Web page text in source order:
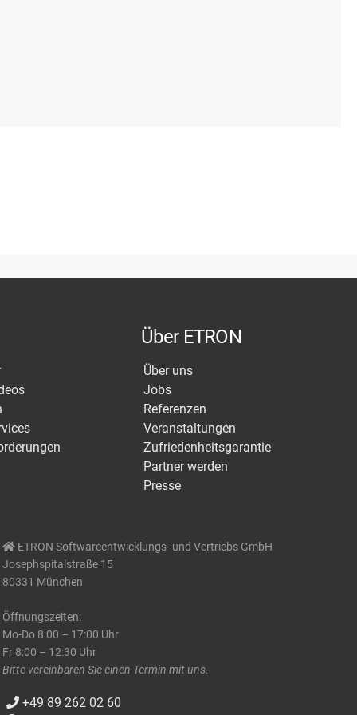
Über ETRON
Über uns
Jobs
Referenzen
Veranstaltungen
Zufriedenheitsgarantie
Partner werden
Presse
ETRON Softwareentwicklungs- und Vertriebs GmbH
Josephspitalstraße 15
80331 München
Öffnungszeiten:
Mo-Do 8:00 – 17:00 Uhr
Fr 8:00 – 12:30 Uhr
Bitte vereinbaren Sie einen Termin mit uns.
+49 89 262 02 60